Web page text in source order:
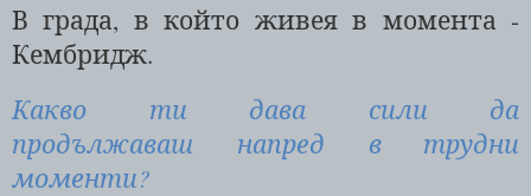
В града, в който живея в момента -
Кембридж.
Какво ти дава сили да
продължаваш напред в трудни
моменти?